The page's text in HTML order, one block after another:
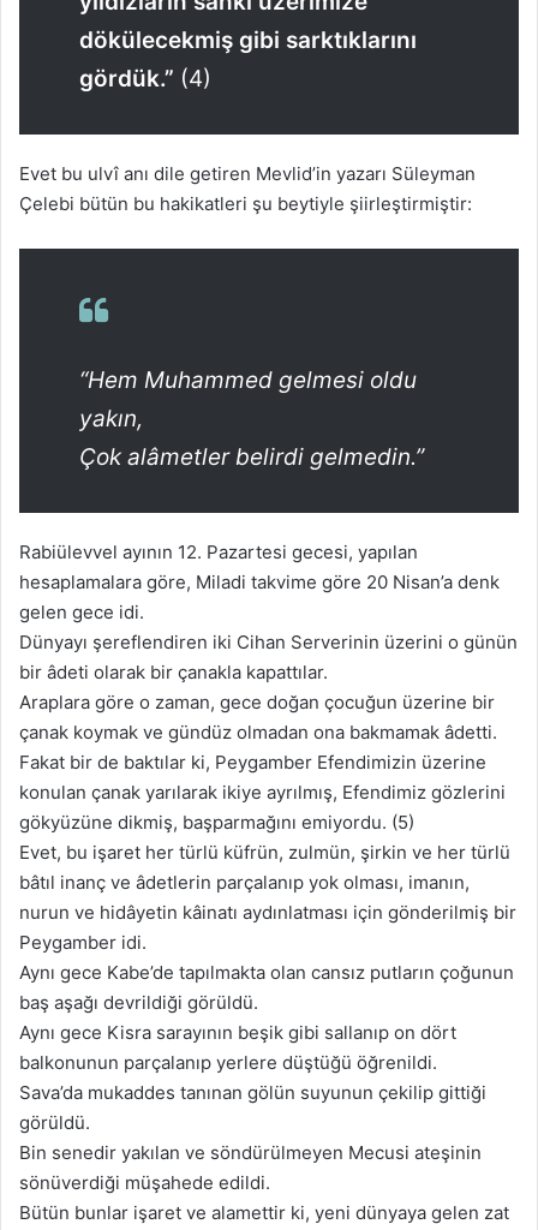
dökülecekmiş gibi sarktıklarını
gördük.” (4)
Evet bu ulvî anı dile getiren Mevlid’in yazarı Süleyman
Çelebi bütün bu hakikatleri şu beytiyle şiirleştirmiştir:
“Hem Muhammed gelmesi oldu
yakın,
Çok alâmetler belirdi gelmedin.”
Rabiülevvel ayının 12. Pazartesi gecesi, yapılan
hesaplamalara göre, Miladi takvime göre 20 Nisan’a denk
gelen gece idi.
Dünyayı şereflendiren iki Cihan Serverinin üzerini o günün
bir âdeti olarak bir çanakla kapattılar.
Araplara göre o zaman, gece doğan çocuğun üzerine bir
çanak koymak ve gündüz olmadan ona bakmamak âdetti.
Fakat bir de baktılar ki, Peygamber Efendimizin üzerine
konulan çanak yarılarak ikiye ayrılmış, Efendimiz gözlerini
gökyüzüne dikmiş, başparmağını emiyordu. (5)
Evet, bu işaret her türlü küfrün, zulmün, şirkin ve her türlü
bâtıl inanç ve âdetlerin parçalanıp yok olması, imanın,
nurun ve hidâyetin kâinatı aydınlatması için gönderilmiş bir
Peygamber idi.
Aynı gece Kabe’de tapılmakta olan cansız putların çoğunun
baş aşağı devrildiği görüldü.
Aynı gece Kisra sarayının beşik gibi sallanıp on dört
balkonunun parçalanıp yerlere düştüğü öğrenildi.
Sava’da mukaddes tanınan gölün suyunun çekilip gittiği
görüldü.
Bin senedir yakılan ve söndürülmeyen Mecusi ateşinin
sönüverdiği müşahede edildi.
Bütün bunlar işaret ve alamettir ki, yeni dünyaya gelen zat